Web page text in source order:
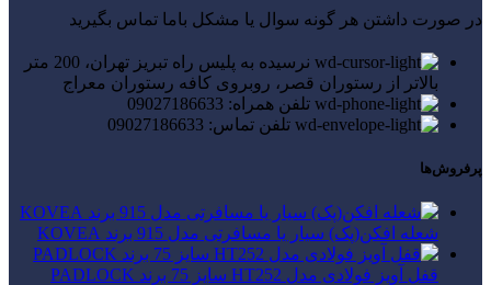
در صورت داشتن هر گونه سوال یا مشکل باما تماس بگیرید
نرسیده به پلیس راه تبریز تهران، 200 متر
بالاتر از رستوران قصر، روبروی کافه رستوران معراج
تلفن همراه: 09027186633
تلفن تماس: 09027186633
پرفروش‌ها
شعله افکن(پک) سیار یا مسافرتی مدل 915 برند KOVEA
قفل آویز فولادی مدل HT252 سایز 75 برند PADLOCK